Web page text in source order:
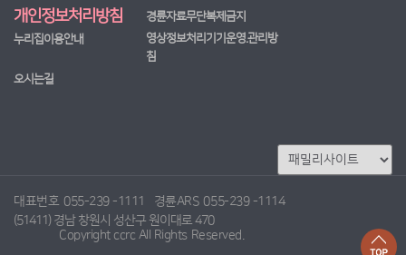
개인정보처리방침
경륜자료무단복제금지
누리집이용안내
영상정보처리기기운영.관리방
침
오시는길
대표번호 055-239 -1111 경륜ARS 055-239 -1114
(51411) 경남 창원시 성산구 원이대로 470
Copyright ccrc All Rights Reserved.